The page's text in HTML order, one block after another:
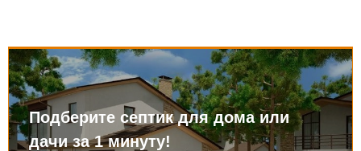
Подберите септик для дома или
дачи за 1 минуту!